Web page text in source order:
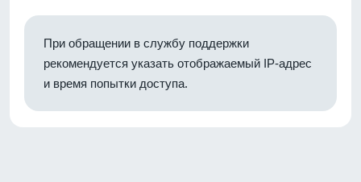
При обращении в службу поддержки
рекомендуется указать отображаемый IP-адрес
и время попытки доступа.